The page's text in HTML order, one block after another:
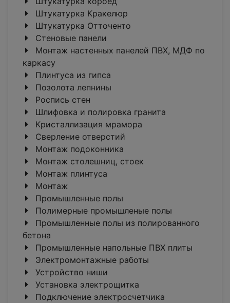
Штукатурка Кракелюр
Штукатурка Отточенто
Стеновые панели
Монтаж настенных панелей ПВХ, МДФ по
каркасу
Плинтуса из гипса
Позолота лепнины
Роспись стен
Шлифовка и полировка гранита
Кристаллизация мрамора
Сверление отверстий
Монтаж подоконника
Монтаж столешниц, стоек
Монтаж плинтуса
Монтаж
Промышленные полы
Полимерные промышленые полы
Промышленные полы из полированного
бетона
Промышленные напольные ПВХ плиты
Электромонтажные работы
Устройство ниши
Установка электрощитка
Подключение электросчетчика